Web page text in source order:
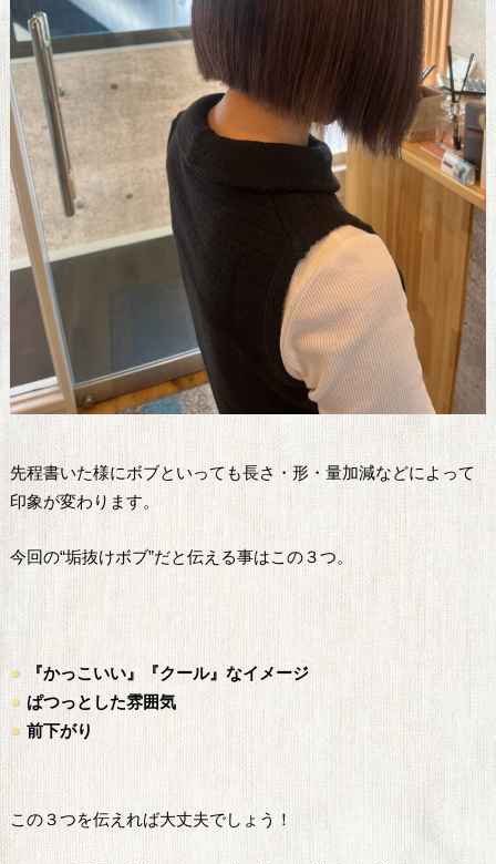
先程書いた様にボブといっても長さ・形・量加減などによって
印象が変わります。
今回の“垢抜けボブ”だと伝える事はこの３つ。
『かっこいい』『クール』なイメージ
ぱつっとした雰囲気
前下がり
この３つを伝えれば大丈夫でしょう！